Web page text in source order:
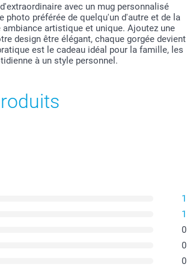
avec un mug personnalisé
photo préférée de quelqu'un d'autre et de la
artistique et unique. Ajoutez une
design être élégant, chaque gorgée devient
est le cadeau idéal pour la famille, les
à un style personnel.
1
1
0
0
0